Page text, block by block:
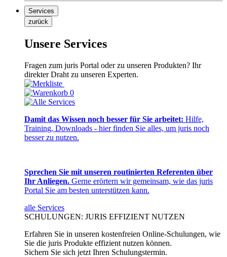
Services
zurück
Unsere Services
Fragen zum juris Portal oder zu unseren Produkten? Ihr
direkter Draht zu unseren Experten.
0
Damit das Wissen noch besser für Sie arbeitet: Hilfe,
Training, Downloads - hier finden Sie alles, um juris noch
besser zu nutzen.
Sprechen Sie mit unseren routinierten Referenten über
Ihr Anliegen. Gerne erörtern wir gemeinsam, wie das juris
Portal Sie am besten unterstützen kann.
alle Services
SCHULUNGEN: JURIS EFFIZIENT NUTZEN
Erfahren Sie in unseren kostenfreien Online-Schulungen, wie
Sie die juris Produkte effizient nutzen können.
Sichern Sie sich jetzt Ihren Schulungstermin.